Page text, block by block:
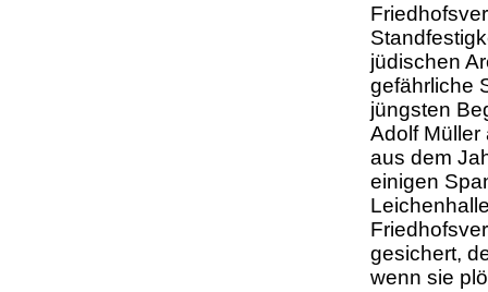
jüdischen
gefährliche
jüngsten
Adolf
aus dem
einigen
gesichert,
wenn sie